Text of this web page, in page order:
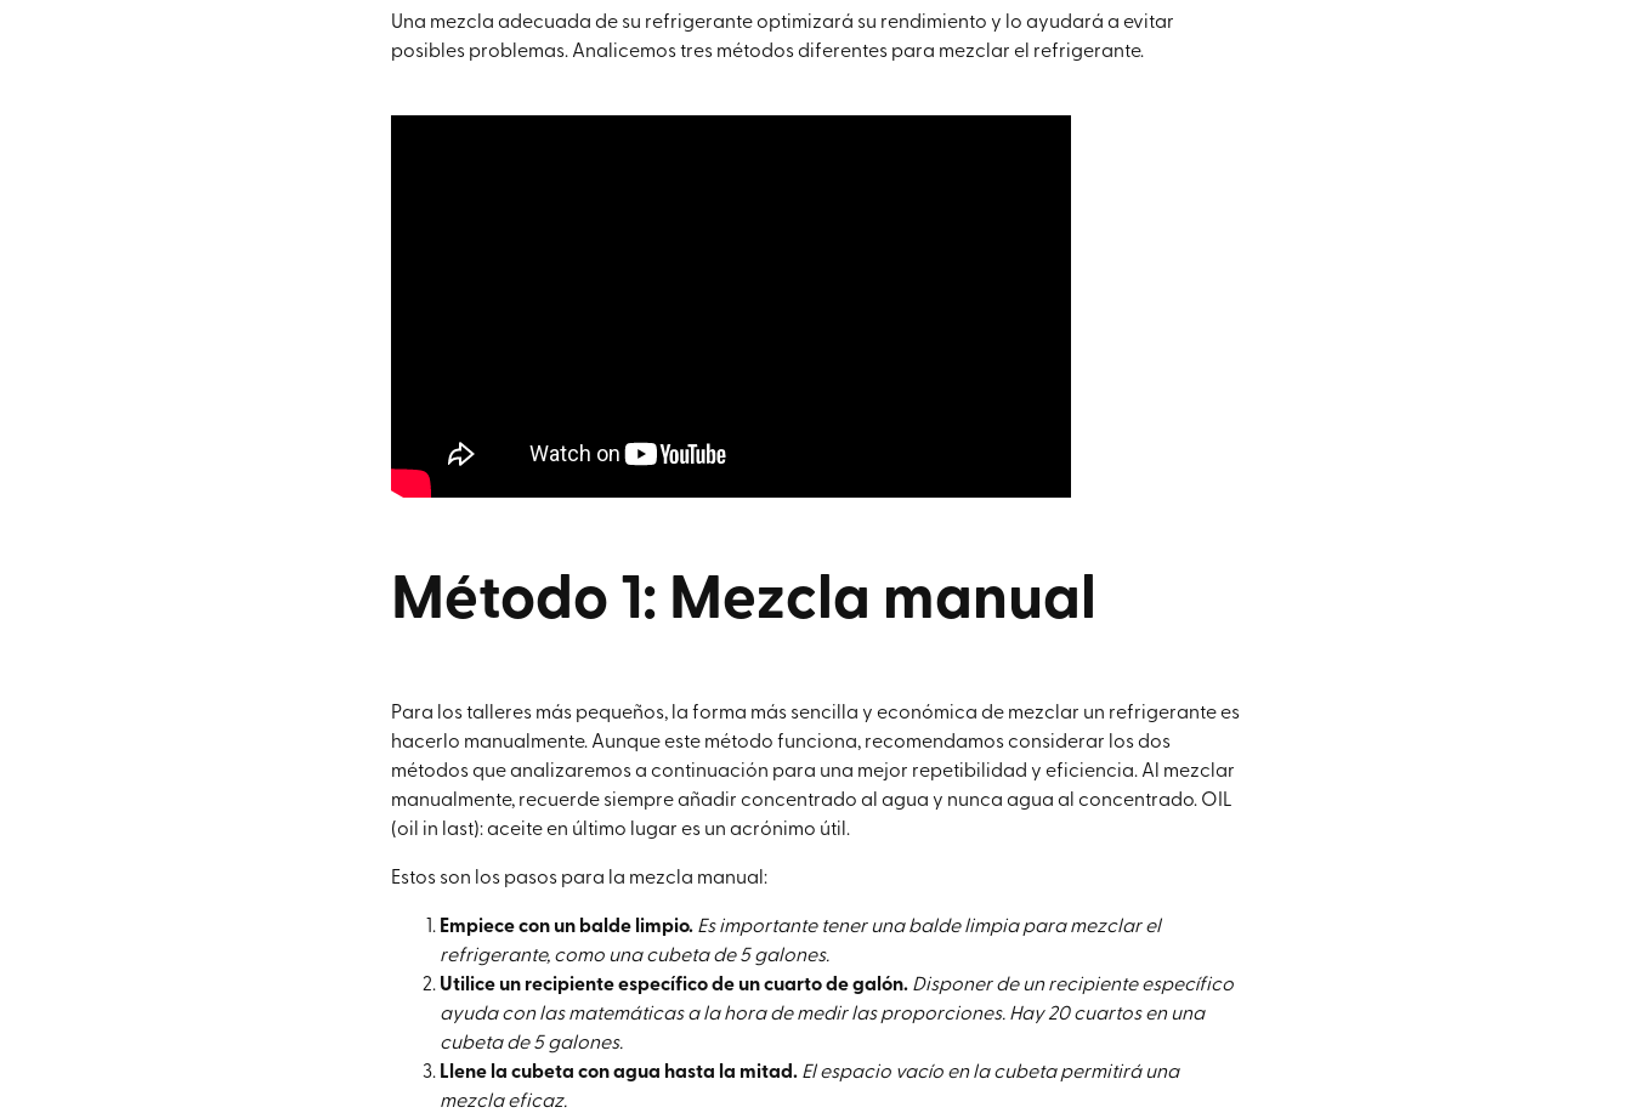
Una mezcla adecuada de su refrigerante optimizará su rendimiento y lo ayudará a evitar
posibles problemas. Analicemos tres métodos diferentes para mezclar el refrigerante.
Método 1: Mezcla manual
Para los talleres más pequeños, la forma más sencilla y económica de mezclar un refrigerante es
hacerlo manualmente. Aunque este método funciona, recomendamos considerar los dos
métodos que analizaremos a continuación para una mejor repetibilidad y eficiencia. Al mezclar
manualmente, recuerde siempre añadir concentrado al agua y nunca agua al concentrado. OIL
(oil in last): aceite en último lugar es un acrónimo útil.
Estos son los pasos para la mezcla manual:
Empiece con un balde limpio. Es importante tener una balde limpia para mezclar el
refrigerante, como una cubeta de 5 galones.
Utilice un recipiente específico de un cuarto de galón. Disponer de un recipiente específico
ayuda con las matemáticas a la hora de medir las proporciones. Hay 20 cuartos en una
cubeta de 5 galones.
Llene la cubeta con agua hasta la mitad. El espacio vacío en la cubeta permitirá una
mezcla eficaz.